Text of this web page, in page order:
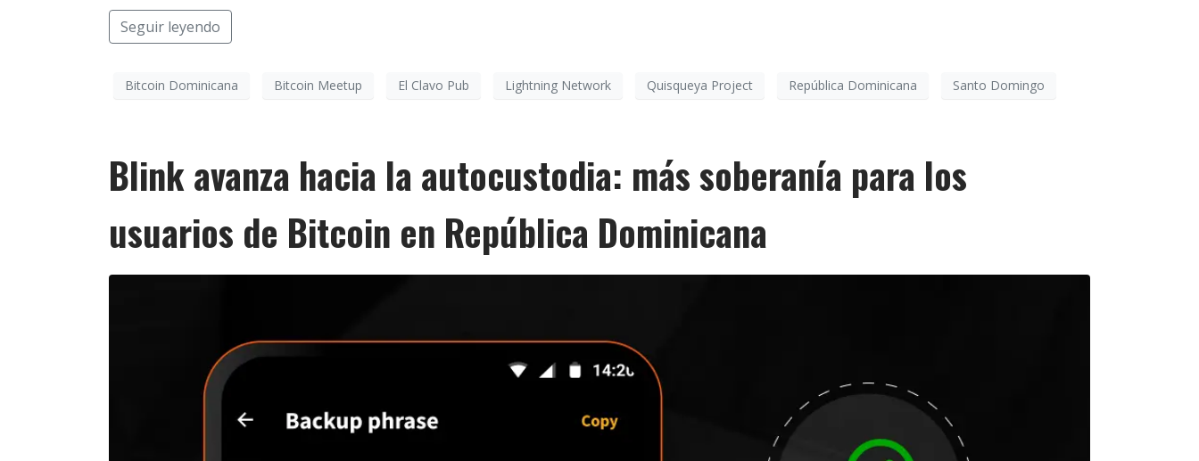
Seguir leyendo
Bitcoin Dominicana Bitcoin Meetup El Clavo Pub Lightning Network Quisqueya Project República Dominicana Santo Domingo
Blink avanza hacia la autocustodia: más soberanía para los
usuarios de Bitcoin en República Dominicana